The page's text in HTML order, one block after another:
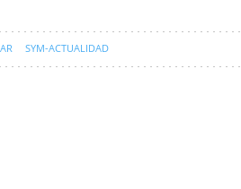
SYM-ACTUALIDAD